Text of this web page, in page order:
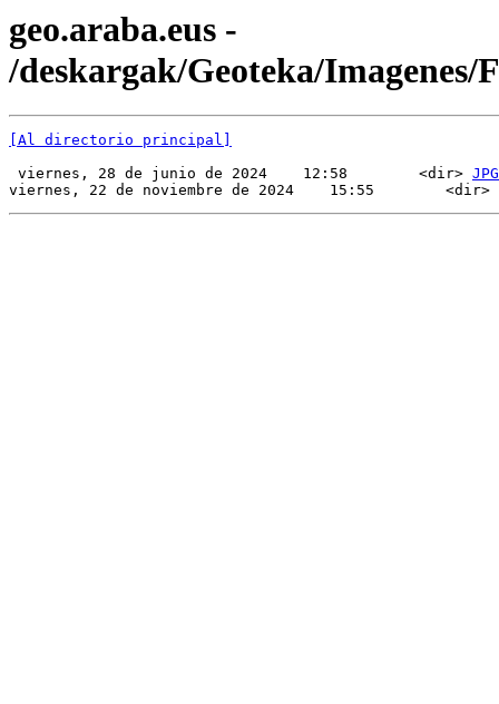
geo.araba.eus -
/deskargak/Geoteka/Imagenes/
[Al directorio principal]
viernes, 28 de junio de 2024    12:58        <dir> JPG
viernes, 22 de noviembre de 2024    15:55        <dir>